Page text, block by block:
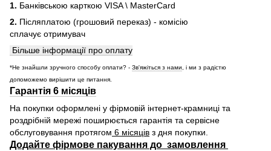
1. Банківською карткою VISA \ MasterCard
2. Післяплатою (грошовий переказ) - комісію
сплачує отримувач
Більше інформації про оплату
*Не знайшли зручного способу оплати? - Зв'яжіться з нами, і ми з радістю
допоможемо вирішити це питання.
Гарантія 6 місяців
На покупки оформлені у фірмовій інтернет-крамниці та
роздрібній мережі поширюється гарантія та сервісне
обслуговування протягом 6 місяців з дня покупки.
Додайте фірмове пакування до замовлення